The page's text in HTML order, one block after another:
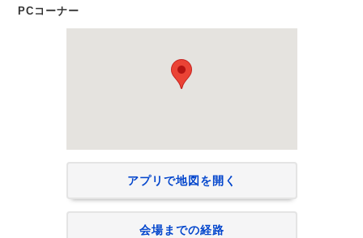
PCコーナー
アプリで地図を開く
会場までの経路